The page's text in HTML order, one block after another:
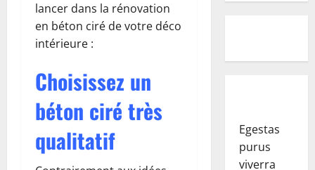
lancer dans la rénovation
en béton ciré de votre déco
intérieure :
Choisissez un
béton ciré très
qualitatif
Egestas
purus
viverra